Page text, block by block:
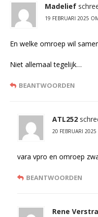
Madelief
19 FEBRUARI 2025
En welke omroep wil
Niet allemaal tegelijk…
BEANTWOORDEN
ATL252
20 FEBRUARI
vara vpro en omroep
BEANTWOORDEN
Rene